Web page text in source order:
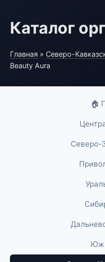
Каталог
Главная » Северо-
Beauty Aura
🏠
Северо-